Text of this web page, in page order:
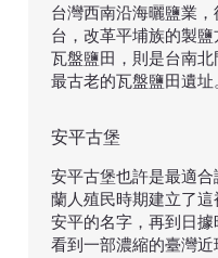
台灣西南沿海曬鹽業
台，改革平埔族的製
瓦盤鹽田，則是台南
最古老的瓦盤鹽田遺址
安平古堡也許是最適
蘭人殖民時期建立了
安平的名字，再到日
看到一部濃縮的臺灣近
安平古堡